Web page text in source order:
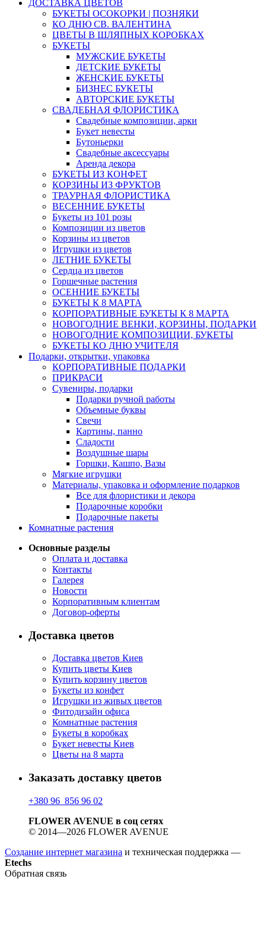
ДОСТАВКА ЦВЕТОВ
БУКЕТЫ ОСОКОРКИ | ПОЗНЯКИ
КО ДНЮ СВ. ВАЛЕНТИНА
ЦВЕТЫ В ШЛЯПНЫХ КОРОБКАХ
БУКЕТЫ
МУЖСКИЕ БУКЕТЫ
ДЕТСКИЕ БУКЕТЫ
ЖЕНСКИЕ БУКЕТЫ
БИЗНЕС БУКЕТЫ
АВТОРСКИЕ БУКЕТЫ
СВАДЕБНАЯ ФЛОРИСТИКА
Свадебные композиции, арки
Букет невесты
Бутоньерки
Свадебные аксессуары
Аренда декора
БУКЕТЫ ИЗ КОНФЕТ
КОРЗИНЫ ИЗ ФРУКТОВ
ТРАУРНАЯ ФЛОРИСТИКА
ВЕСЕННИЕ БУКЕТЫ
Букеты из 101 розы
Композиции из цветов
Корзины из цветов
Игрушки из цветов
ЛЕТНИЕ БУКЕТЫ
Сердца из цветов
Горшечные растения
ОСЕННИЕ БУКЕТЫ
БУКЕТЫ К 8 МАРТА
КОРПОРАТИВНЫЕ БУКЕТЫ К 8 МАРТА
НОВОГОДНИЕ ВЕНКИ, КОРЗИНЫ, ПОДАРКИ
НОВОГОДНИЕ КОМПОЗИЦИИ, БУКЕТЫ
БУКЕТЫ КО ДНЮ УЧИТЕЛЯ
Подарки, открытки, упаковка
КОРПОРАТИВНЫЕ ПОДАРКИ
ПРИКРАСИ
Сувениры, подарки
Подарки ручной работы
Объемные буквы
Свечи
Картины, панно
Сладости
Воздушные шары
Горшки, Кашпо, Вазы
Мягкие игрушки
Материалы, упаковка и оформление подарков
Все для флористики и декора
Подарочные коробки
Подарочные пакеты
Комнатные растения
Основные разделы
Оплата и доставка
Контакты
Галерея
Новости
Корпоративным клиентам
Договор-оферты
Доставка цветов
Доставка цветов Киев
Купить цветы Киев
Купить корзину цветов
Букеты из конфет
Игрушки из живых цветов
Фитодизайн офиса
Комнатные растения
Букеты в коробках
Букет невесты Киев
Цветы на 8 марта
Заказать доставку цветов
+380 96 856 96 02
FLOWER AVENUE в соц сетях
© 2014—2026 FLOWER AVENUE
Создание интернет магазина и техническая поддержка —
Etechs
Обратная связь